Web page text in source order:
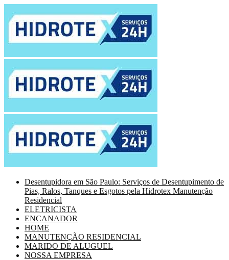
Desentupidora em São Paulo: Serviços de Desentupimento de
Pias, Ralos, Tanques e Esgotos pela Hidrotex Manutenção
Residencial
ELETRICISTA
ENCANADOR
HOME
MANUTENÇÃO RESIDENCIAL
MARIDO DE ALUGUEL
NOSSA EMPRESA